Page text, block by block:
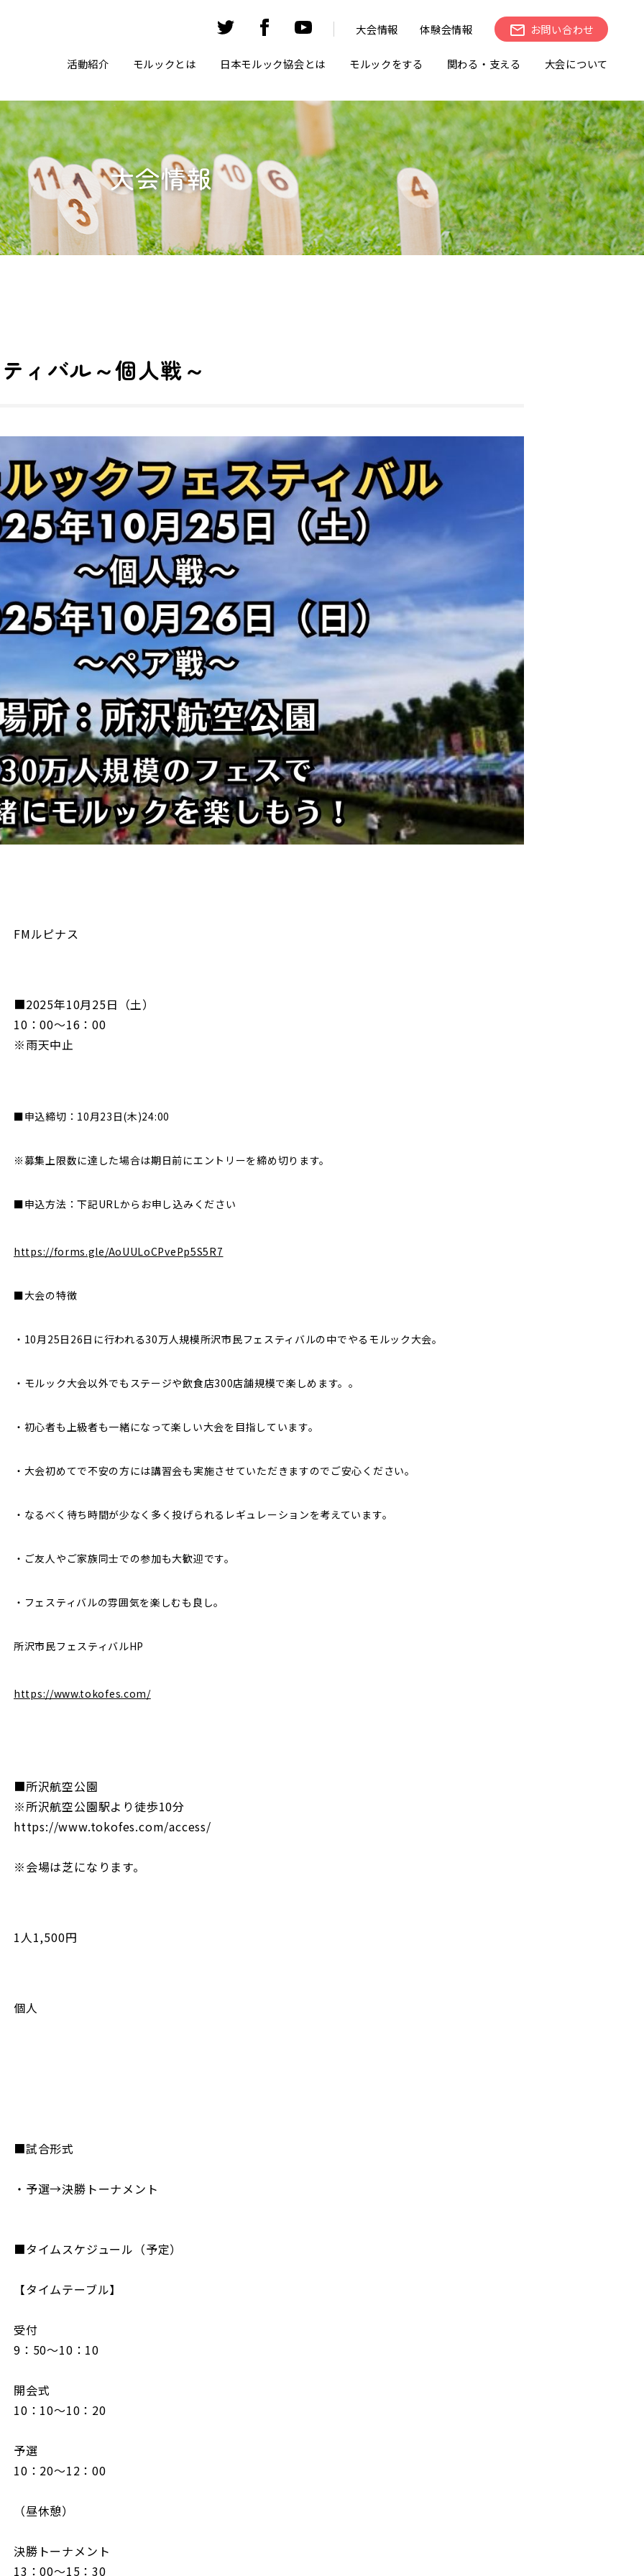
大会情報 体験会情報 お問い合わせ
活動紹介 モルックとは 日本モルック協会とは モルックをする 関わる・支える 大会について
大会情報
ィバル～個人戦～
FMルピナス
■2025年10月25日（土）
10：00～16：00
※雨天中止
■申込締切：10月23日(木)24:00
※募集上限数に達した場合は期日前にエントリーを締め切ります。
■申込方法：下記URLからお申し込みください
https://forms.gle/AoUULoCPvePp5S5R7
■大会の特徴
・10月25日26日に行われる30万人規模所沢市民フェスティバルの中でやるモルック大会。
・モルック大会以外でもステージや飲食店300店舗規模で楽しめます。。
・初心者も上級者も一緒になって楽しい大会を目指しています。
・大会初めてで不安の方には講習会も実施させていただきますのでご安心ください。
・なるべく待ち時間が少なく多く投げられるレギュレーションを考えています。
・ご友人やご家族同士での参加も大歓迎です。
・フェスティバルの雰囲気を楽しむも良し。
所沢市民フェスティバルHP
https://www.tokofes.com/
■所沢航空公園
※所沢航空公園駅より徒歩10分
https://www.tokofes.com/access/
※会場は芝になります。
1人1,500円
個人
■試合形式
・予選→決勝トーナメント
■タイムスケジュール（予定）
【タイムテーブル】
受付
9：50～10：10
開会式
10：10～10：20
予選
10：20～12：00
（昼休憩）
決勝トーナメント
13：00～15：30